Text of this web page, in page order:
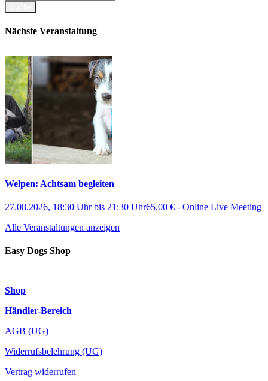
Nächste Veranstaltung
Welpen: Achtsam begleiten
27.08.2026, 18:30 Uhrbis 21:30 Uhr65,00 € - Online Live Meeting
Alle Veranstaltungen anzeigen
Easy Dogs Shop
Shop
Händler-Bereich
AGB (UG)
Widerrufsbelehrung (UG)
Vertrag widerrufen